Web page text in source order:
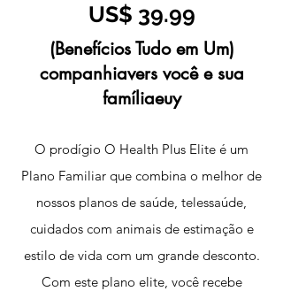
US$ 39.99
(Benefícios Tudo em Um)
companhiavers você e sua
famíliaeuy
O prodígio O Health Plus Elite é um
Plano Familiar que combina o melhor de
nossos planos de saúde, telessaúde,
cuidados com animais de estimação e
estilo de vida com um grande desconto.
Com este plano elite, você recebe